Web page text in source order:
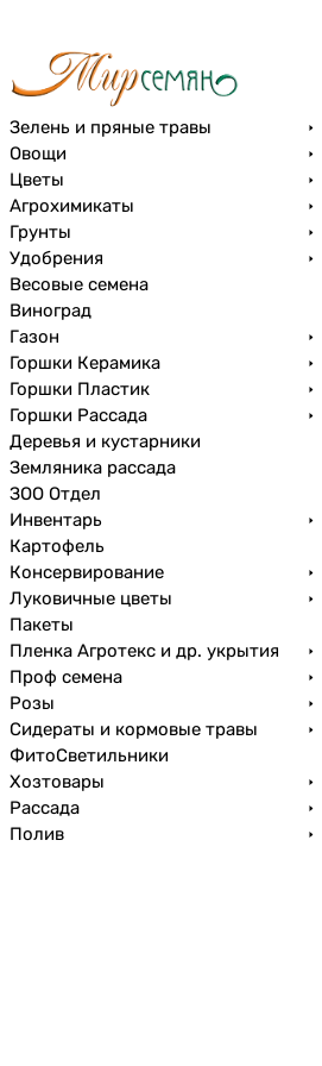
Зелень и пряные травы
Овощи
Цветы
Агрохимикаты
Грунты
Удобрения
Весовые семена
Виноград
Газон
Горшки Керамика
Горшки Пластик
Горшки Рассада
Деревья и кустарники
Земляника рассада
ЗОО Отдел
Инвентарь
Картофель
Консервирование
Луковичные цветы
Пакеты
Пленка Агротекс и др. укрытия
Проф семена
Розы
Сидераты и кормовые травы
ФитоСветильники
Хозтовары
Рассада
Полив